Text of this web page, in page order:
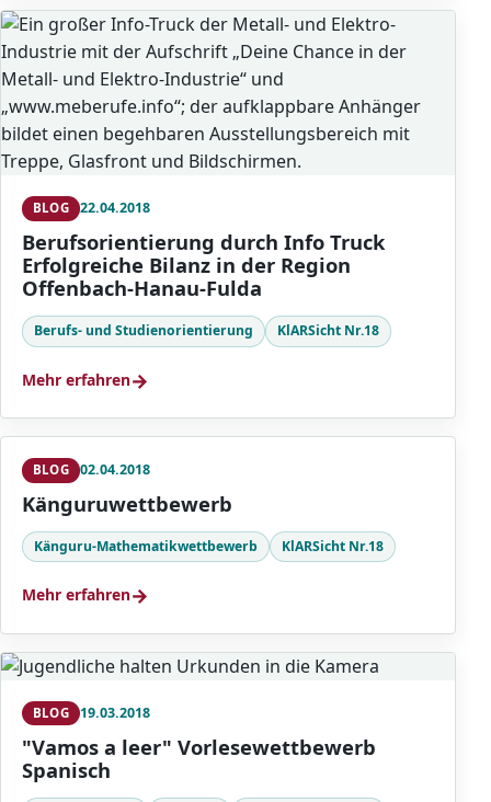
BLOG 22.04.2018
Berufsorientierung durch Info Truck
Erfolgreiche Bilanz in der Region
Offenbach-Hanau-Fulda
Berufs- und Studienorientierung KlARSicht Nr.18
Mehr erfahren→
BLOG 02.04.2018
Känguruwettbewerb
Känguru-Mathematikwettbewerb KlARSicht Nr.18
Mehr erfahren→
BLOG 19.03.2018
"Vamos a leer" Vorlesewettbewerb
Spanisch